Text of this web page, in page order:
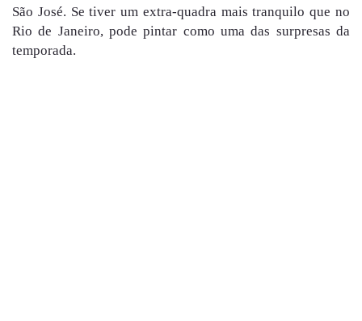
São José. Se tiver um extra-quadra mais tranquilo que no
Rio de Janeiro, pode pintar como uma das surpresas da
temporada.